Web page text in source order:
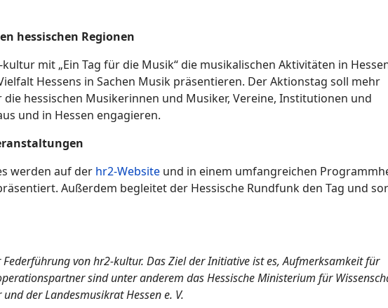
hessischen Regionen
mit „Ein Tag für die Musik“ die musikalischen Aktivitäten in
Hessens in Sachen Musik präsentieren. Der Aktionstag soll mehr
hessischen Musikerinnen und Musiker, Vereine, Institutionen und
und in Hessen engagieren.
werden auf der hr2-Website und in einem umfangreichen
Außerdem begleitet der Hessische Rundfunk den Tag und
von hr2-kultur. Das Ziel der Initiative ist es, Aufmerksamkeit für
sind unter anderem das Hessische Ministerium für
der Landesmusikrat Hessen e. V.